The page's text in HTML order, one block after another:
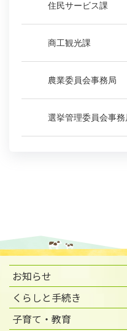
住民サービス課
商工観光課
農業委員会事務局
選挙管理委員会事務
お知らせ
くらしと手続き
子育て・教育